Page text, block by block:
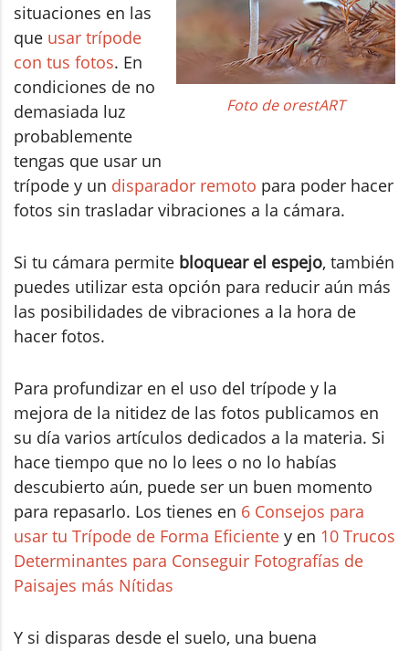
Foto de orestART
situaciones en las
que usar trípode
con tus fotos. En
condiciones de no
demasiada luz
probablemente
tengas que usar un
trípode y un disparador remoto para poder hacer
fotos sin trasladar vibraciones a la cámara.
Si tu cámara permite bloquear el espejo, también
puedes utilizar esta opción para reducir aún más
las posibilidades de vibraciones a la hora de
hacer fotos.
Para profundizar en el uso del trípode y la
mejora de la nitidez de las fotos publicamos en
su día varios artículos dedicados a la materia. Si
hace tiempo que no lo lees o no lo habías
descubierto aún, puede ser un buen momento
para repasarlo. Los tienes en 6 Consejos para
usar tu Trípode de Forma Eficiente y en 10 Trucos
Determinantes para Conseguir Fotografías de
Paisajes más Nítidas
Y si disparas desde el suelo, una buena